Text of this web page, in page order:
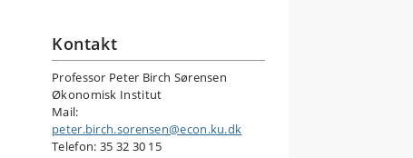
Kontakt
Professor Peter Birch Sørensen
Økonomisk Institut
Mail:
peter.birch.sorensen@econ.ku.dk
Telefon: 35 32 30 15